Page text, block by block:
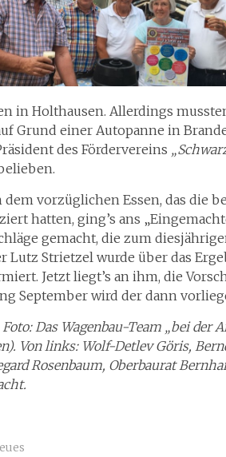
in Holthausen. Allerdings
Grund einer Autopanne in
des Fördervereins
dem vorzüglichen Essen, das die
hatten, ging’s ans
gemacht, die zum
Lutz Strietzel wurde über das
Jetzt liegt’s an ihm, die
September wird der dann
Das Wagenbau-Team „bei
Von links: Wolf-Detlev Göris,
Rosenbaum, Oberbaurat